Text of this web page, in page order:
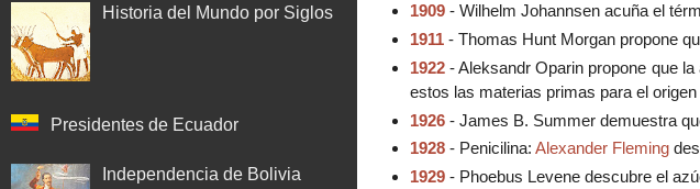
1909- Wilhelm Johannsen acuña el
1911- Thomas Hunt Morgan propone
1922- Aleksandr Oparin propone que
estos las materias primas para el origen
1926- James B. Summer demuestra
1928- Penicilina: Alexander Fleming
1929- Phoebus Levene descubre el
Historia del Mundo por Siglos
Presidentes de Ecuador
Independencia de Bolivia